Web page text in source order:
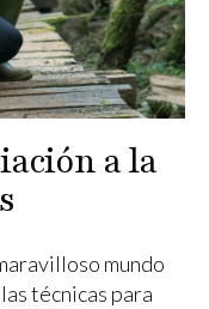
a la
mundo
técnicas para